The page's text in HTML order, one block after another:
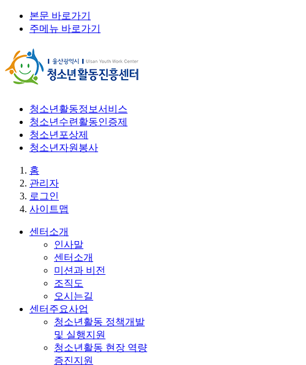
본문 바로가기
주메뉴 바로가기
청소년활동정보서비스
청소년수련활동인증제
청소년포상제
청소년자원봉사
홈
관리자
로그인
사이트맵
센터소개
인사말
센터소개
미션과 비전
조직도
오시는길
센터주요사업
청소년활동 정책개발
및 실행지원
청소년활동 현장 역량
증진지원